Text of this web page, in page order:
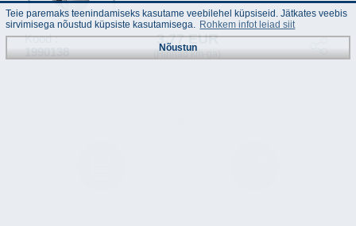
Kood :
1990138
3.77 EUR
(Hinnad km-ga)
Teie paremaks teenindamiseks kasutame veebilehel küpsiseid. Jätkates veebis
sirvimisega nõustud küpsiste kasutamisega. Rohkem infot leiad siit
Nõustun